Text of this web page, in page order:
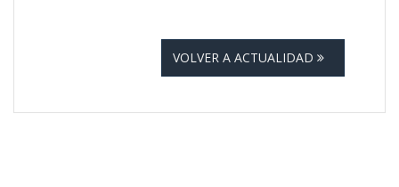
VOLVER A ACTUALIDAD